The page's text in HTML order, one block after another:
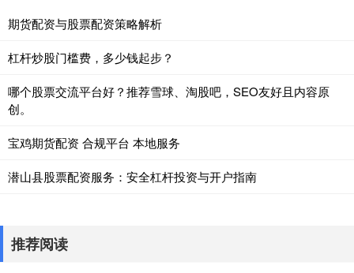
期货配资与股票配资策略解析
杠杆炒股门槛费，多少钱起步？
哪个股票交流平台好？推荐雪球、淘股吧，SEO友好且内容原
创。
宝鸡期货配资 合规平台 本地服务
潜山县股票配资服务：安全杠杆投资与开户指南
推荐阅读